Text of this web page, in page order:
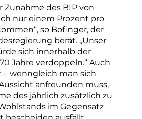
Zunahme des BIP von
nur einem Prozent pro
so Bofinger, der
berät. „Unser
sich innerhalb der
Jahre verdoppeln.“ Auch
wenngleich man sich
anfreunden muss,
des jährlich zusätzlich zu
im Gegensatz